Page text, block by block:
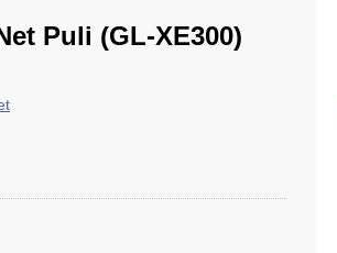
Puli (GL-XE300)